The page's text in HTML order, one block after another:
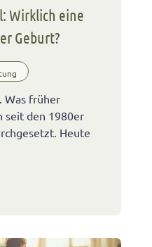
Wirklich eine
Geburt?
Was früher
seit den 1980er
Heute